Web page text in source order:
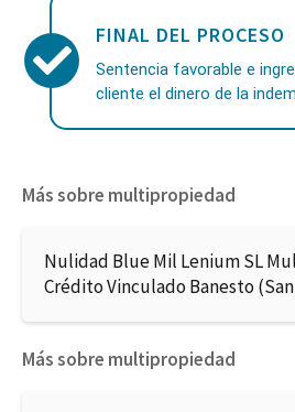
FINAL DEL PROCESO
Sentencia favorable e
cliente el dinero de la
Más sobre multipropiedad
Nulidad Blue Mil Lenium SL
Crédito Vinculado Banesto
Más sobre multipropiedad